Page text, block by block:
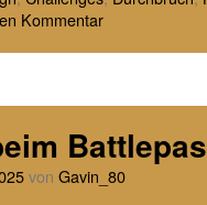
Kommentar
von Gavin_80